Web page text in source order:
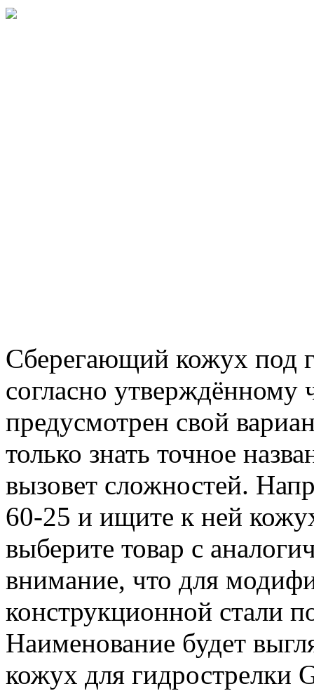
Сберегающий кожух под
согласно
предусмотрен свой
только знать точное
вызовет сложностей.
60-25 и ищите к ней
выберите товар с
внимание, что для
конструкционной стали
Наименование будет
кожух для гидрострелки